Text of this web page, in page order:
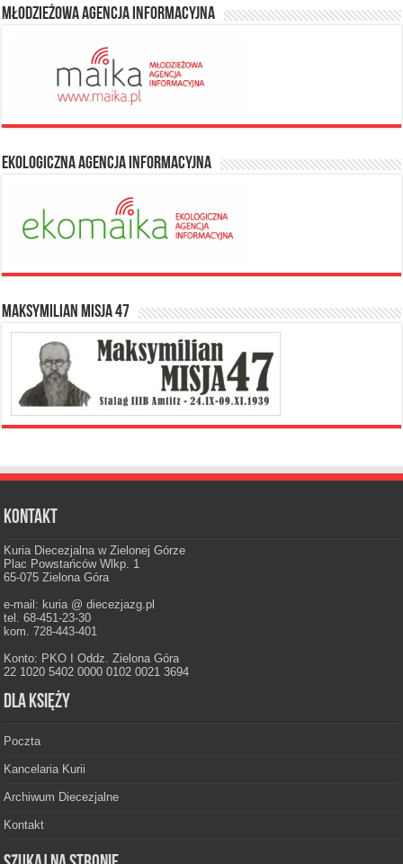
Młodzieżowa Agencja Informacyjna
Ekologiczna Agencja Informacyjna
Maksymilian Misja 47
Kontakt
Kuria Diecezjalna w Zielonej Górze
Plac Powstańców Wlkp. 1
65-075 Zielona Góra
e-mail: kuria @ diecezjazg.pl
tel. 68-451-23-30
kom. 728-443-401
Konto: PKO I Oddz. Zielona Góra
22 1020 5402 0000 0102 0021 3694
Dla księży
Poczta
Kancelaria Kurii
Archiwum Diecezjalne
Kontakt